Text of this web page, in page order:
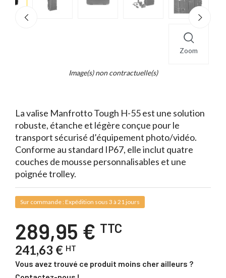
Zoom
Image(s) non contractuelle(s)
La valise Manfrotto Tough H-55 est une solution
robuste, étanche et légère conçue pour le
transport sécurisé d’équipement photo/vidéo.
Conforme au standard IP67, elle inclut quatre
couches de mousse personnalisables et une
poignée trolley.
Sur commande : Expédition sous 3 à 21 jours
289,95 € TTC
241,63 € HT
Vous avez trouvé ce produit moins cher ailleurs ?